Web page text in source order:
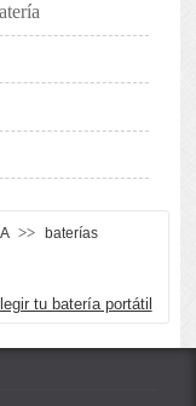
>>
baterías
tu batería portátil